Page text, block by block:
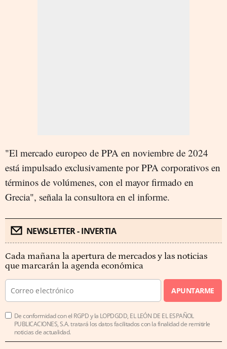
"El mercado europeo de PPA en noviembre de 2024
está impulsado exclusivamente por PPA corporativos en
términos de volúmenes, con el mayor firmado en
Grecia", señala la consultora en el informe.
NEWSLETTER - INVERTIA
Cada mañana la apertura de mercados y las noticias
que marcarán la agenda económica
APUNTARME
De conformidad con el RGPD y la LOPDGDD, EL LEÓN DE EL ESPAÑOL
PUBLICACIONES, S.A. tratará los datos facilitados con la finalidad de remitirle
noticias de actualidad.